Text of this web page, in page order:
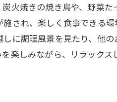
火焼きの焼き鳥や、野菜
され、楽しく食事できる
に調理風景を見たり、他
楽しみながら、リラック